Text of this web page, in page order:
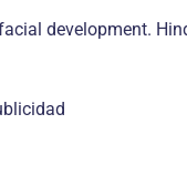
development.